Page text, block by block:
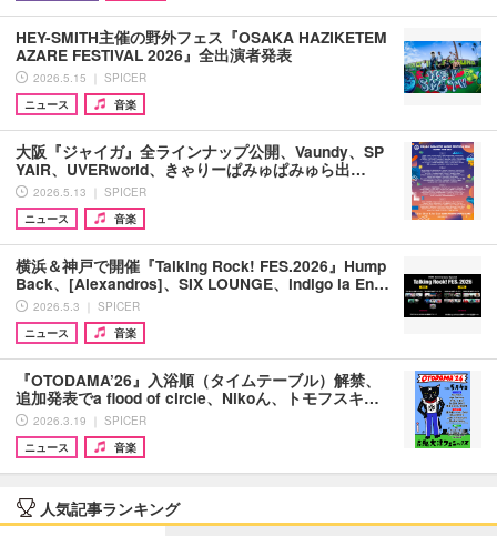
HEY-SMITH主催の野外フェス『OSAKA HAZIKETEM
AZARE FESTIVAL 2026』全出演者発表
2026.5.15 ｜ SPICER
ニュース
音楽
大阪『ジャイガ』全ラインナップ公開、Vaundy、SP
YAIR、UVERworld、きゃりーぱみゅぱみゅら出…
2026.5.13 ｜ SPICER
ニュース
音楽
横浜＆神戸で開催『Talking Rock! FES.2026』Hump
Back、[Alexandros]、SIX LOUNGE、indigo la En…
2026.5.3 ｜ SPICER
ニュース
音楽
『OTODAMA’26』入浴順（タイムテーブル）解禁、
追加発表でa flood of circle、Nikoん、トモフスキ…
2026.3.19 ｜ SPICER
ニュース
音楽
人気記事ランキング